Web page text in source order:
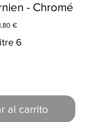
- Chromé
€
6
al carrito